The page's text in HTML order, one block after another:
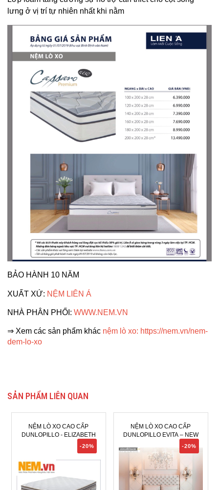
lưng ở vị trí tự nhiên nhất khi nằm
BẢO HÀNH 10 NĂM
XUẤT XỨ: NỆM LIÊN Á
NHÀ PHÂN PHỐI: WWW.NEM.VN
⇒ Xem các sản phẩm khác nệm lò xo: https://nem.vn/nem-
dem-lo-xo
SẢN PHẨM LIÊN QUAN
NỆM LÒ XO CAO CẤP
- ELIZABETH
NỆM LÒ XO CAO CẤP
DUNLOPILLO EVITA – NEW